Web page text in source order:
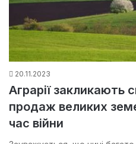
20.11.2023
Аграрії закликають
продаж великих
час війни